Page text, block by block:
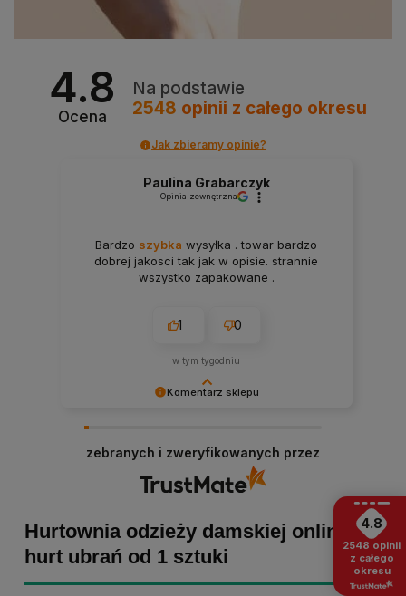
4.8
Ocena
Na podstawie
2548 opinii z całego okresu
Jak zbieramy opinie?
Komentarz sklepu
skrzydeł, dlatego tym bardziej cieszymy się, że
zakup przebiegł pomyślnie. Obiecujemy
utrzymać dobrą passę - zapraszamy ponownie! :)
Paulina Grabarczyk
Opinia zewnętrzna
Bardzo szybka wysyłka . towar bardzo
dobrej jakosci tak jak w opisie. strannie
wszystko zapakowane .
1 0
w tym tygodniu
zebranych i zweryfikowanych przez
Hurtownia odzieży damskiej online -
hurt ubrań od 1 sztuki
4.8
2548 opinii
z całego
okresu